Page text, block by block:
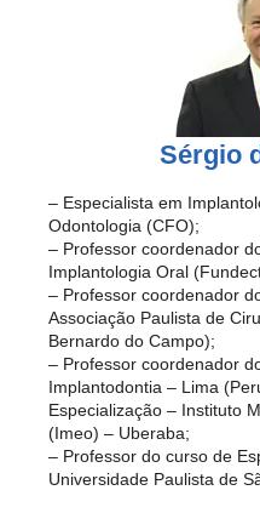
Sérgio
– Especialista em
Odontologia (CFO);
– Professor coordenador
Implantologia Oral
– Professor coordenador
Associação Paulista de
Bernardo do Campo);
– Professor coordenador
Implantodontia – Lima
Especialização – Instituto
(Imeo) – Uberaba;
– Professor do curso de
Universidade Paulista de